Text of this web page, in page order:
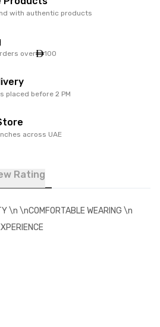
with authentic products
over 100
placed before 2 PM
across UAE
Rating
\n \nCOMFORTABLE WEARING \n